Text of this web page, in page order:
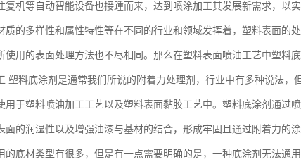
复机等自动智能设备也接踵而来，达到喷涂加工其发展新需求，以
质的多样性和属性特性等在不同的行业和领域发挥着，塑料表面的
使用的表面处理方法也不尽相同。那么在塑料表面喷油工艺中塑料
塑料底涂剂是通常我们所说的附着力处理剂，行业中有多种说法
用于塑料喷油加工工艺以及塑料表面黏胶工艺中。塑料底涂剂通过
面的润湿性以及增强油漆与基材的结合，形成牢固且通过附着力的
的底材类型有很多，但是有一点需要明确的是，一种底涂剂无法通